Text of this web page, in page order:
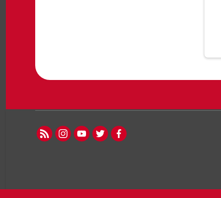
facebook
twitter
youtube
instagram
rss feed